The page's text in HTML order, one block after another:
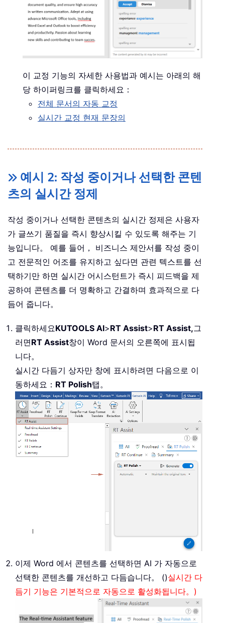
이 교정 기능의 자세한 사용법과 예시는 아래의 해
당 하이퍼링크를 클릭하세요：
전체 문서의 자동 교정
실시간 교정 현재 문장의
예시 2: 작성 중이거나 선택한 콘텐
츠의 실시간 정제
작성 중이거나 선택한 콘텐츠의 실시간 정제은 사용자
가 글쓰기 품질을 즉시 향상시킬 수 있도록 해주는 기
능입니다。 예를 들어， 비즈니스 제안서를 작성 중이
고 전문적인 어조를 유지하고 싶다면 관련 텍스트를 선
택하기만 하면 실시간 어시스턴트가 즉시 피드백을 제
공하여 콘텐츠를 더 명확하고 간결하며 효과적으로 다
듬어 줍니다。
클릭하세요KUTOOLS AI>RT Assist>RT Assist,그
러면RT Assist창이 Word 문서의 오른쪽에 표시됩
니다。
실시간 다듬기 상자만 창에 표시하려면 다음으로 이
동하세요： RT Polish탭。
이제 Word 에서 콘텐츠를 선택하면 AI 가 자동으로
선택한 콘텐츠를 개선하고 다듬습니다。 ()실시간 다
듬기 기능은 기본적으로 자동으로 활성화됩니다。)